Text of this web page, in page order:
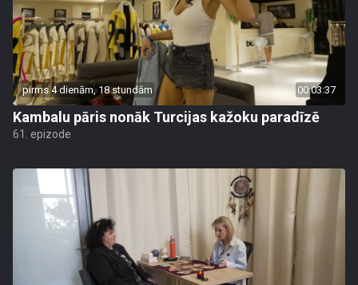
pirms 4 dienām, 18 stundām 00:03:37
Kambalu pāris nonāk Turcijas kažoku paradīzē
61. epizode